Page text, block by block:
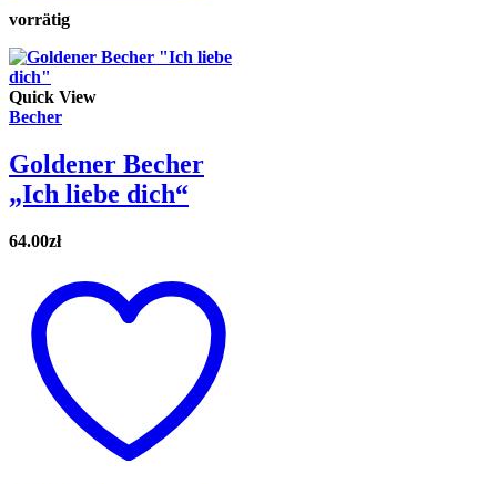
vorrätig
Quick View
Becher
Goldener Becher
„Ich liebe dich“
64.00zł